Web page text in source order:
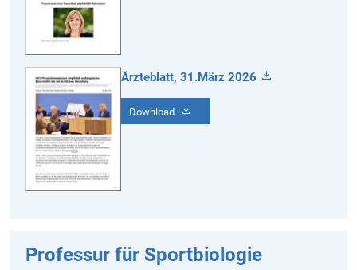
Ärzteblatt, 31.März 2026
Download
Professur für Sportbiologie